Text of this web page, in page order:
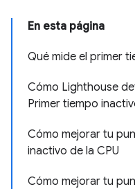
En esta página
Qué mide el primer
Cómo Lighthouse
Primer tiempo
Cómo mejorar tu
inactivo de la CPU
Cómo mejorar tu